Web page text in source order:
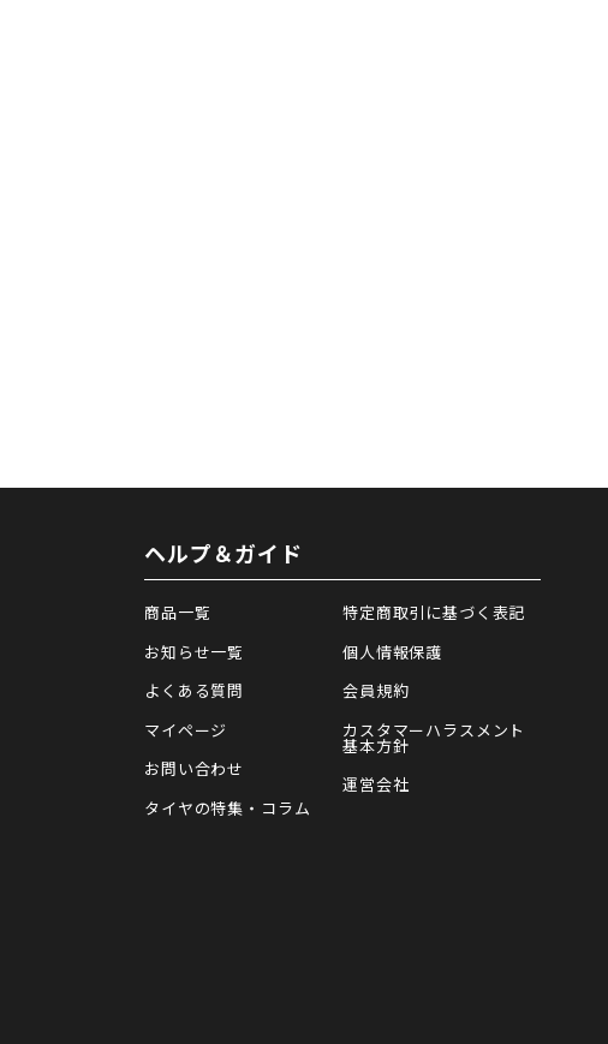
ヘルプ＆ガイド
商品一覧
お知らせ一覧
よくある質問
マイページ
お問い合わせ
タイヤの特集・コラム
特定商取引に基づく表記
個人情報保護
会員規約
カスタマーハラスメント
基本方針
運営会社